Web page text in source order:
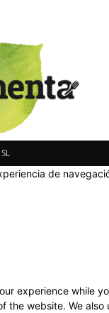
de
experience while
the website. We